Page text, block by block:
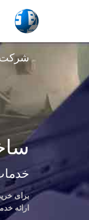
شرکت
برای
ارائه